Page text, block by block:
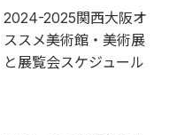
2024-2025関西大阪オ
ススメ美術館・美術展
と展覧会スケジュール